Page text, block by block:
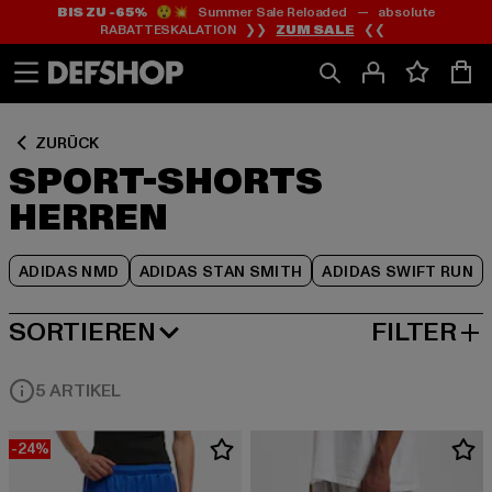
Zum
Inhalt
springen
Zum
Fußzeile
springen
BIS ZU -65%😲💥 Summer Sale Reloaded — absolute
RABATTESKALATION ❯❯ ZUM SALE ❮❮
ZURÜCK
SPORT-SHORTS
HERREN
ADIDAS NMD ADIDAS STAN SMITH ADIDAS SWIFT RUN
Zum
Produktraster
springen
SORTIEREN
BELIEBTESTE FILTER
5 ARTIKEL
-24%